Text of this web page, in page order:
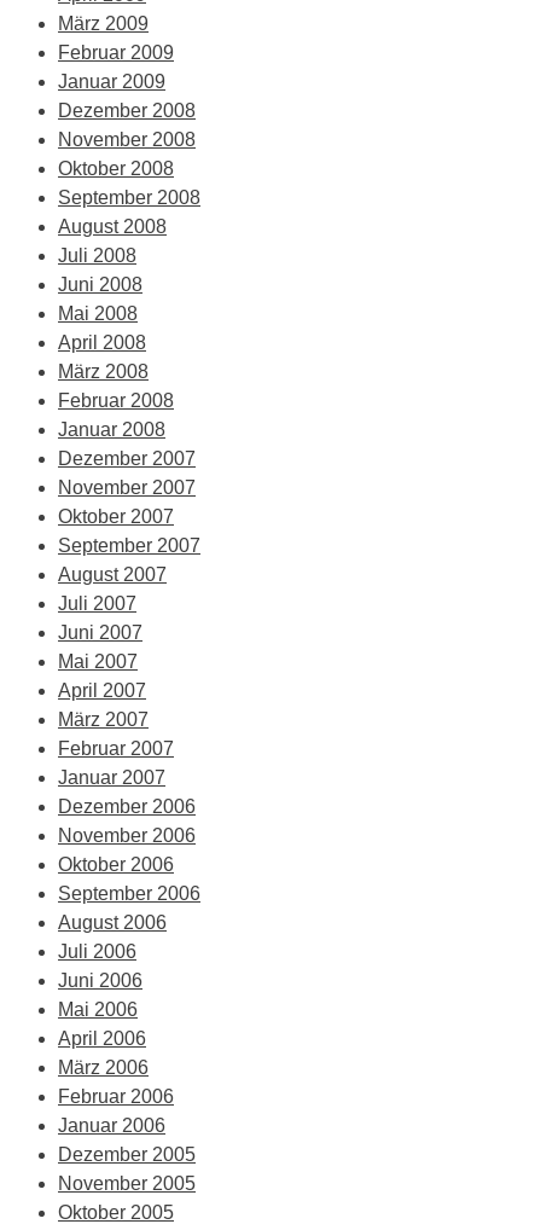
März 2009
Februar 2009
Januar 2009
Dezember 2008
November 2008
Oktober 2008
September 2008
August 2008
Juli 2008
Juni 2008
Mai 2008
April 2008
März 2008
Februar 2008
Januar 2008
Dezember 2007
November 2007
Oktober 2007
September 2007
August 2007
Juli 2007
Juni 2007
Mai 2007
April 2007
März 2007
Februar 2007
Januar 2007
Dezember 2006
November 2006
Oktober 2006
September 2006
August 2006
Juli 2006
Juni 2006
Mai 2006
April 2006
März 2006
Februar 2006
Januar 2006
Dezember 2005
November 2005
Oktober 2005